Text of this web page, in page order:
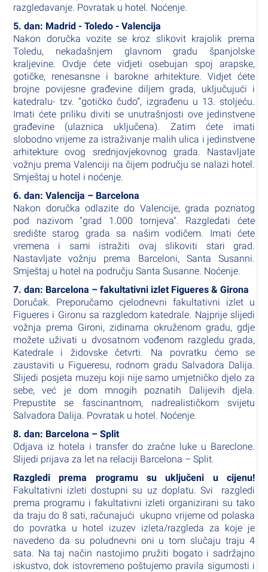
razgledavanje. Povratak u hotel. Noćenje.
5. dan: Madrid - Toledo - Valencija
Nakon doručka vozite se kroz slikovit krajolik prema
Toledu, nekadašnjem glavnom gradu španjolske
kraljevine. Ovdje ćete vidjeti osebujan spoj arapske,
gotičke, renesansne i barokne arhitekture. Vidjet ćete
brojne povijesne građevine diljem grada, uključujući i
katedralu- tzv. “gotičko čudo”, izgrađenu u 13. stoljeću.
Imati ćete priliku diviti se unutrašnjosti ove jedinstvene
građevine (ulaznica uključena). Zatim ćete imati
slobodno vrijeme za istraživanje malih ulica i jedinstvene
arhitekture ovog srednjovjekovnog grada. Nastavljate
vožnju prema Valenciji na čijem području se nalazi hotel.
Smještaj u hotel i noćenje.
6. dan: Valencija – Barcelona
Nakon doručka odlazite do Valencije, grada poznatog
pod nazivom "grad 1.000 tornjeva". Razgledati ćete
središte starog grada sa našim vodičem. Imati ćete
vremena i sami istražiti ovaj slikoviti stari grad.
Nastavljate vožnju prema Barceloni, Santa Susanni.
Smještaj u hotel na području Santa Susanne. Noćenje.
7. dan: Barcelona – fakultativni izlet Figueres & Girona
Doručak. Preporučamo cjelodnevni fakultativni izlet u
Figueres i Gironu sa razgledom katedrale. Najprije slijedi
vožnja prema Gironi, zidinama okruženom gradu, gdje
možete uživati u dvosatnom vođenom razgledu grada,
Katedrale i židovske četvrti. Na povratku ćemo se
zaustaviti u Figueresu, rodnom gradu Salvadora Dalija.
Slijedi posjeta muzeju koji nije samo umjetničko djelo za
sebe, već je dom mnogih poznatih Dalijevih djela.
Prepustite se fascinantnom, nadrealističkom svijetu
Salvadora Dalija. Povratak u hotel. Noćenje.
8. dan: Barcelona – Split
Odjava iz hotela i transfer do zračne luke u Bareclone.
Slijedi prijava za let na relaciji Barcelona – Split.
Razgledi prema programu su uključeni u cijenu!
Fakultativni izleti dostupni su uz doplatu. Svi razgledi
prema programu i fakultativni izleti organizirani su tako
da traju do 8 sati, računajući ukupno vrijeme od polaska
do povratka u hotel izuzev izleta/razgleda za koje je
navedeno da su poludnevni oni u tom slučaju traju 4
sata. Na taj način nastojimo pružiti bogato i sadržajno
iskustvo, dok istovremeno poštujemo pravila sigurnosti i